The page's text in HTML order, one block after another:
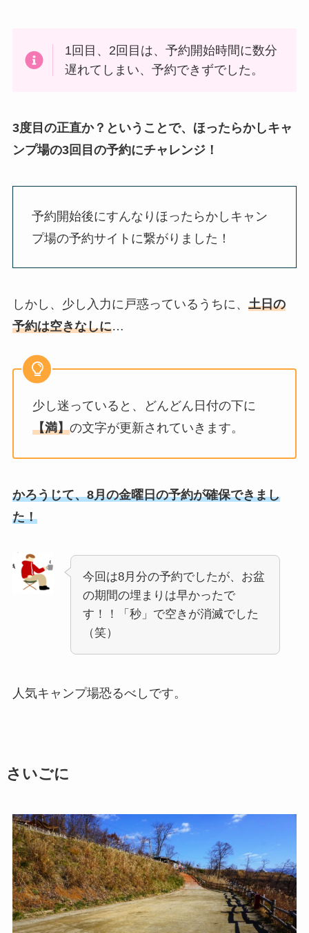
1回目、2回目は、予約開始時間に数分
遅れてしまい、予約できずでした。
3度目の正直か？ということで、ほったらかしキャ
ンプ場の3回目の予約にチャレンジ！
予約開始後にすんなりほったらかしキャン
プ場の予約サイトに繋がりました！
しかし、少し入力に戸惑っているうちに、 土日の
予約は空きなしに…
少し迷っていると、どんどん日付の下に
【満】の文字が更新されていきます。
かろうじて、8月の金曜日の予約が確保できまし
た！
今回は8月分の予約でしたが、お盆
の期間の埋まりは早かったで
す！！「秒」で空きが消滅でした
（笑）
人気キャンプ場恐るべしです。
さいごに